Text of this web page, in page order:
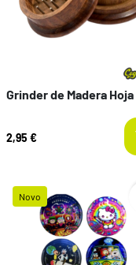
Grinder de Madera Hoja
2,95 €
Novo